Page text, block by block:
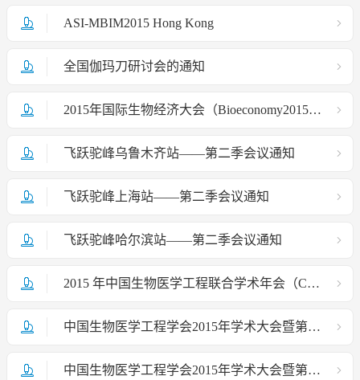
ASI-MBIM2015 Hong Kong
全国伽玛刀研讨会的通知
2015年国际生物经济大会（Bioeconomy2015）--医疗器械趋势与变革分会场
飞跃驼峰乌鲁木齐站——第二季会议通知
飞跃驼峰上海站——第二季会议通知
飞跃驼峰哈尔滨站——第二季会议通知
2015 年中国生物医学工程联合学术年会（CBME'2015）
中国生物医学工程学会2015年学术大会暨第九次会员代表大会组织机构
中国生物医学工程学会2015年学术大会暨第九次会员代表大会征文通知